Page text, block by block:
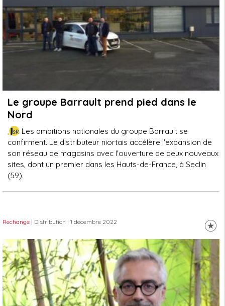
Le groupe Barrault prend pied dans le
Nord
Les ambitions nationales du groupe Barrault se
confirment. Le distributeur niortais accélère l'expansion de
son réseau de magasins avec l'ouverture de deux nouveaux
sites, dont un premier dans les Hauts-de-France, à Seclin
(59).
Rechange | Distribution | 1 décembre 2022